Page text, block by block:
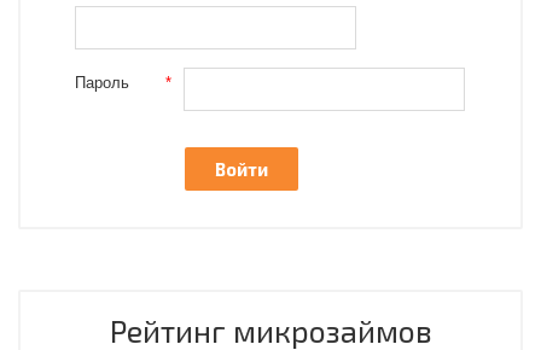
Пароль *
Рейтинг микрозаймов